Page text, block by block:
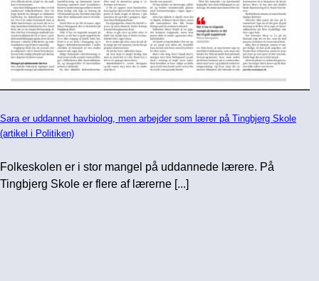
Sara er uddannet havbiolog, men arbejder som lærer på Tingbjerg Skole
(artikel i Politiken)
Folkeskolen er i stor mangel på uddannede lærere. På
Tingbjerg Skole er flere af lærerne [...]